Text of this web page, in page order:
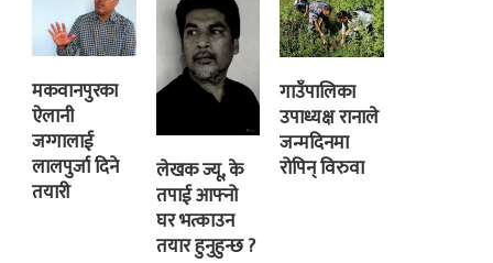
मकवानपुरका
ऐलानी
जग्गालाई
लालपुर्जा दिने
तयारी
लेखक ज्यू, के
तपाई आफ्नो
घर भत्काउन
तयार हुनुहुन्छ ?
गाउँपालिका
उपाध्यक्ष रानाले
जन्मदिनमा
रोपिन् विरुवा